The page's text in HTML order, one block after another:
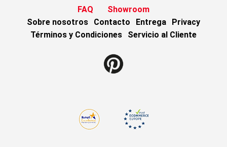
FAQ
Showroom
Sobre nosotros
Contacto Entrega
Privacy
Términos y Condiciones
Servicio al Cliente